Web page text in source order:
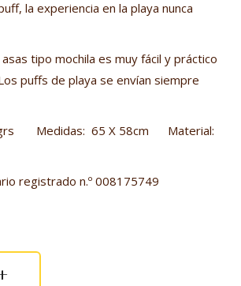
la experiencia en la playa nunca
tipo mochila es muy fácil y práctico
puffs de playa se envían siempre
grs Medidas: 65 X 58cm Material:
registrado n.º 008175749
Baleal Amarillo quantity